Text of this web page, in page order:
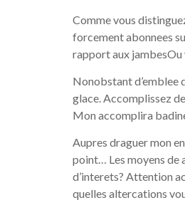
Comme vous
forcement abonnees
rapport aux jambesOu
Nonobstant d’emblee
glace. Accomplissez
Mon accomplira
Aupres draguer mon
point… Les moyens de
d’interets? Attention
quelles altercations